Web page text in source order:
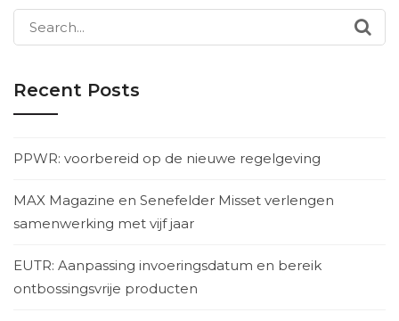
Search
for:
Recent Posts
PPWR: voorbereid op de nieuwe regelgeving
MAX Magazine en Senefelder Misset verlengen
samenwerking met vijf jaar
EUTR: Aanpassing invoeringsdatum en bereik
ontbossingsvrije producten